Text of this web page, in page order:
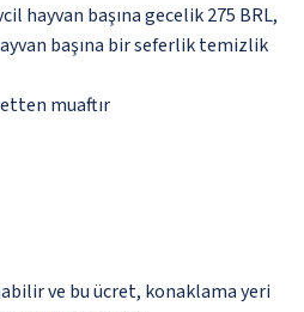
hayvan başına gecelik 275 BRL,
başına bir seferlik temizlik
muaftır
ve bu ücret, konaklama yeri